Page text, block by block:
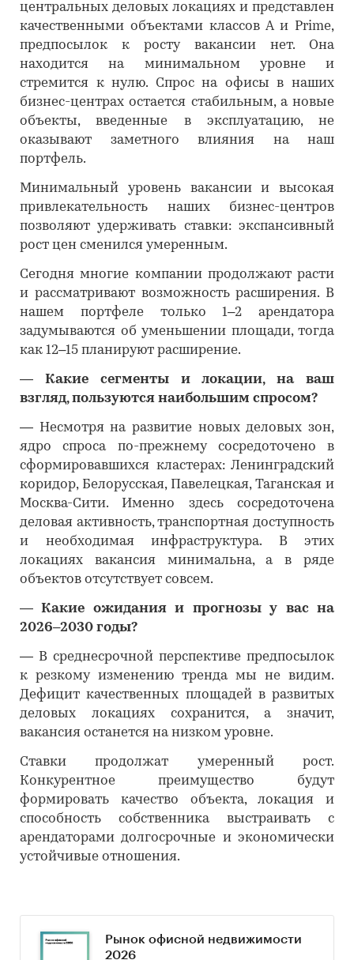
центральных деловых локациях и представлен
качественными объектами классов А и Prime,
предпосылок к росту вакансии нет. Она
находится на минимальном уровне и
стремится к нулю. Спрос на офисы в наших
бизнес-центрах остается стабильным, а новые
объекты, введенные в эксплуатацию, не
оказывают заметного влияния на наш
портфель.
Минимальный уровень вакансии и высокая
привлекательность наших бизнес-центров
позволяют удерживать ставки: экспансивный
рост цен сменился умеренным.
Сегодня многие компании продолжают расти
и рассматривают возможность расширения. В
нашем портфеле только 1–2 арендатора
задумываются об уменьшении площади, тогда
как 12–15 планируют расширение.
― Какие сегменты и локации, на ваш
взгляд, пользуются наибольшим спросом?
― Несмотря на развитие новых деловых зон,
ядро спроса по-прежнему сосредоточено в
сформировавшихся кластерах: Ленинградский
коридор, Белорусская, Павелецкая, Таганская и
Москва-Сити. Именно здесь сосредоточена
деловая активность, транспортная доступность
и необходимая инфраструктура. В этих
локациях вакансия минимальна, а в ряде
объектов отсутствует совсем.
―Какие ожидания и прогнозы у вас на
2026–2030 годы?
― В среднесрочной перспективе предпосылок
к резкому изменению тренда мы не видим.
Дефицит качественных площадей в развитых
деловых локациях сохранится, а значит,
вакансия останется на низком уровне.
Ставки продолжат умеренный рост.
Конкурентное преимущество будут
формировать качество объекта, локация и
способность собственника выстраивать с
арендаторами долгосрочные и экономически
устойчивые отношения.
Рынок офисной недвижимости
2026